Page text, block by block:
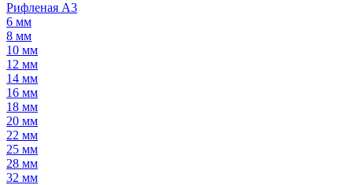
Рифленая А3
6 мм
8 мм
10 мм
12 мм
14 мм
16 мм
18 мм
20 мм
22 мм
25 мм
28 мм
32 мм